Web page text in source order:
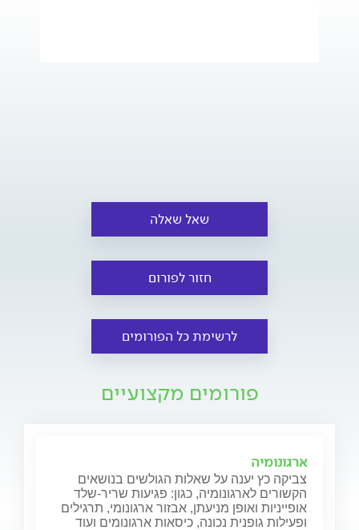
שאל שאלה
חזור לפורום
לרשימת כל הפורומים
פורומים מקצועיים
ארגונומיה
צביקה כץ יענה על שאלות הגולשים בנושאים
הקשורים לארגונומיה, כגון: פגיעות שריר-שלד
אופייניות ואופן מניעתן, אבזור ארגונומי, תרגילים
ופעילות גופנית נכונה, כיסאות ארגונומים ועוד